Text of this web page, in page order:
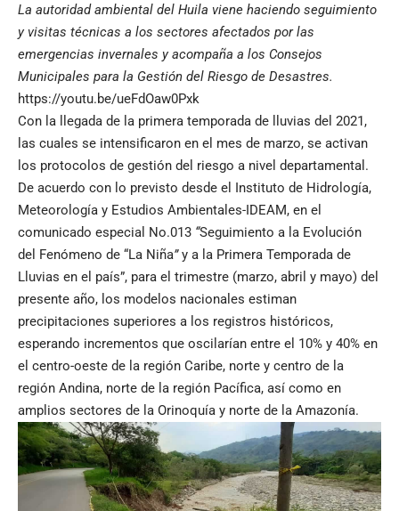
La autoridad ambiental del Huila viene haciendo seguimiento
y visitas técnicas a los sectores afectados por las
emergencias invernales y acompaña a los Consejos
Municipales para la Gestión del Riesgo de Desastres.
https://youtu.be/ueFdOaw0Pxk
Con la llegada de la primera temporada de lluvias del 2021,
las cuales se intensificaron en el mes de marzo, se activan
los protocolos de gestión del riesgo a nivel departamental.
De acuerdo con lo previsto desde el Instituto de Hidrología,
Meteorología y Estudios Ambientales-IDEAM, en el
comunicado especial No.013 “Seguimiento a la Evolución
del Fenómeno de “La Niña”y a la Primera Temporada de
Lluvias en el país”, para el trimestre (marzo, abril y mayo) del
presente año, los modelos nacionales estiman
precipitaciones superiores a los registros históricos,
esperando incrementos que oscilarían entre el 10% y 40% en
el centro-oeste de la región Caribe, norte y centro de la
región Andina, norte de la región Pacífica, así como en
amplios sectores de la Orinoquía y norte de la Amazonía.